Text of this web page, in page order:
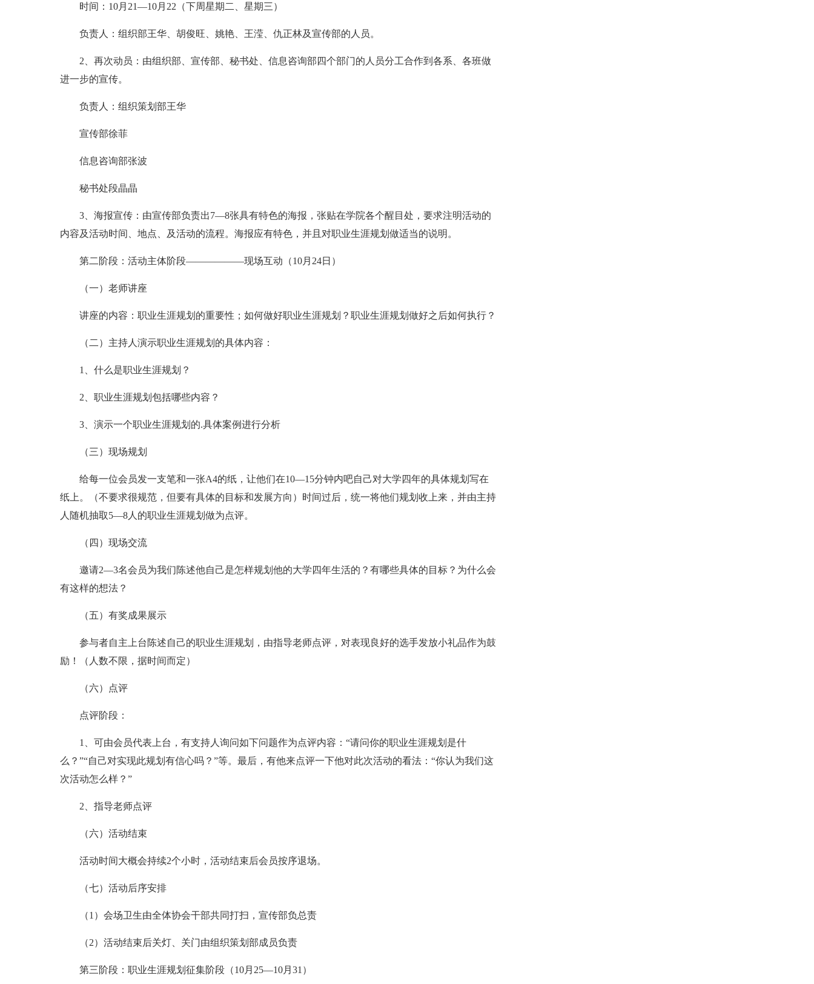
时间：10月21—10月22（下周星期二、星期三）
负责人：组织部王华、胡俊旺、姚艳、王滢、仇正林及宣传部的人员。
2、再次动员：由组织部、宣传部、秘书处、信息咨询部四个部门的人员分工合作到各系、各班做
进一步的宣传。
负责人：组织策划部王华
宣传部徐菲
信息咨询部张波
秘书处段晶晶
3、海报宣传：由宣传部负责出7—8张具有特色的海报，张贴在学院各个醒目处，要求注明活动的
内容及活动时间、地点、及活动的流程。海报应有特色，并且对职业生涯规划做适当的说明。
第二阶段：活动主体阶段——————现场互动（10月24日）
（一）老师讲座
讲座的内容：职业生涯规划的重要性；如何做好职业生涯规划？职业生涯规划做好之后如何执行？
（二）主持人演示职业生涯规划的具体内容：
1、什么是职业生涯规划？
2、职业生涯规划包括哪些内容？
3、演示一个职业生涯规划的.具体案例进行分析
（三）现场规划
给每一位会员发一支笔和一张A4的纸，让他们在10—15分钟内吧自己对大学四年的具体规划写在
纸上。（不要求很规范，但要有具体的目标和发展方向）时间过后，统一将他们规划收上来，并由主持
人随机抽取5—8人的职业生涯规划做为点评。
（四）现场交流
邀请2—3名会员为我们陈述他自己是怎样规划他的大学四年生活的？有哪些具体的目标？为什么会
有这样的想法？
（五）有奖成果展示
参与者自主上台陈述自己的职业生涯规划，由指导老师点评，对表现良好的选手发放小礼品作为鼓
励！（人数不限，据时间而定）
（六）点评
点评阶段：
1、可由会员代表上台，有支持人询问如下问题作为点评内容：“请问你的职业生涯规划是什
么？”“自己对实现此规划有信心吗？”等。最后，有他来点评一下他对此次活动的看法：“你认为我们这
次活动怎么样？”
2、指导老师点评
（六）活动结束
活动时间大概会持续2个小时，活动结束后会员按序退场。
（七）活动后序安排
（1）会场卫生由全体协会干部共同打扫，宣传部负总责
（2）活动结束后关灯、关门由组织策划部成员负责
第三阶段：职业生涯规划征集阶段（10月25—10月31）